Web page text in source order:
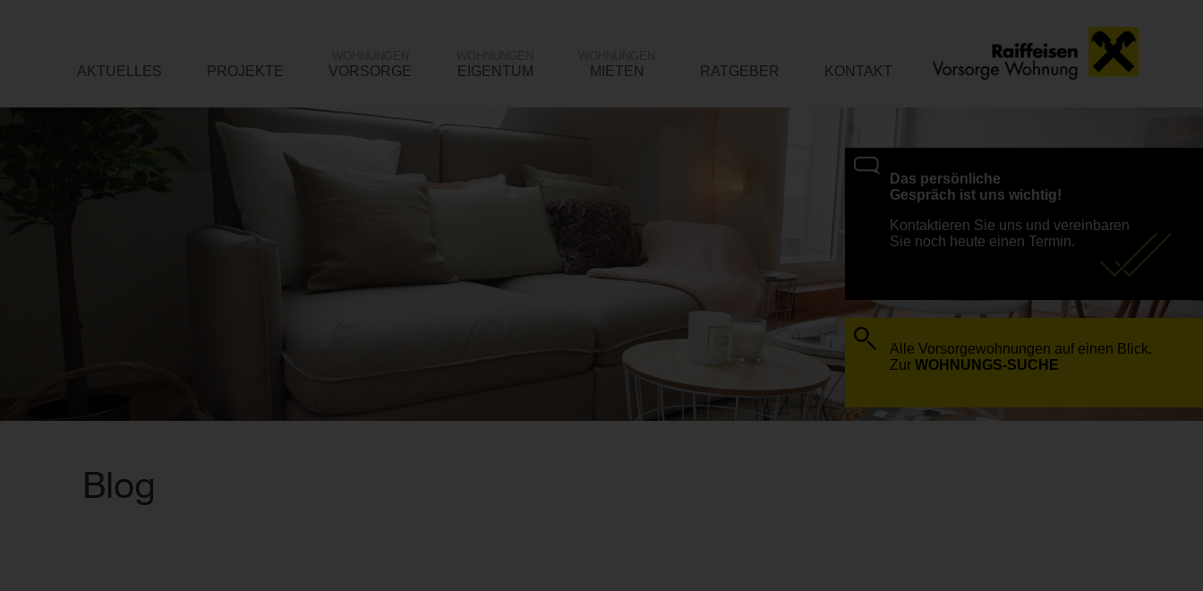
Das persönliche
Gespräch ist uns wichtig!
Kontaktieren Sie uns und vereinbaren
Sie noch heute einen Termin.
Alle Vorsorgewohnungen auf einen Blick.
Zur WOHNUNGS-SUCHE
AKTUELLES PROJEKTE VORSORGE EIGENTUM MIETEN RATGEBER KONTAKT
Blog